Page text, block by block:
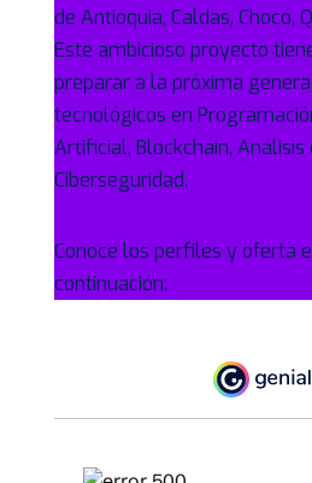
de Antioquia, Caldas, Chocó,
Este ambicioso proyecto
preparar a la próxima
tecnológicos en
Artificial, Blockchain, Análisis
Ciberseguridad.
Conoce los perfiles y oferta
continuación: